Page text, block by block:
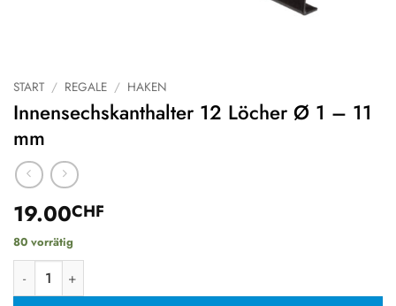
START / REGALE / HAKEN
Innensechskanthalter 12 Löcher Ø 1 – 11
mm
19.00CHF
80 vorrätig
Innensechskanthalter 12 Löcher Ø 1 - 11 mm Menge